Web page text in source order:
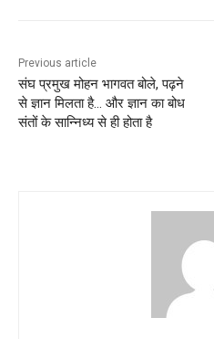
Previous article
संघ प्रमुख मोहन भागवत बोले, पढ़ने
से ज्ञान मिलता है… और ज्ञान का बोध
संतों के सान्निध्य से ही होता है